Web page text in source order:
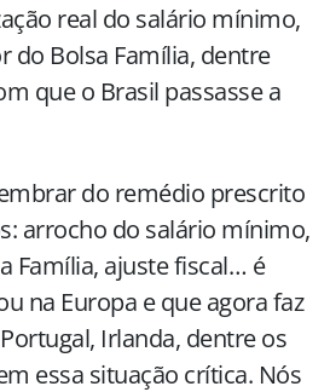
real do salário mínimo,
do Bolsa Família, dentre
que o Brasil passasse a
do remédio prescrito
arrocho do salário mínimo,
Família, ajuste fiscal… é
na Europa e que agora faz
Irlanda, dentre os
essa situação crítica. Nós